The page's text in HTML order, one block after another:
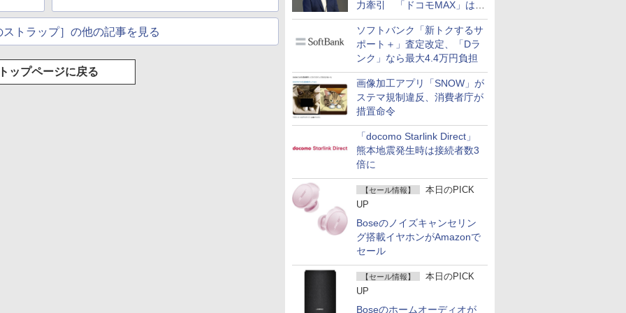
力牽引 「ドコモMAX」は
400万契約突破
ソフトバンク「新トクするサ
ポート＋」査定改定、「Dラ
ンク」なら最大4.4万円負担
画像加工アプリ「SNOW」が
ステマ規制違反、消費者庁が
措置命令
「docomo Starlink Direct」
熊本地震発生時は接続者数3
倍に
【セール情報】
本日のPICK
UP
Boseのノイズキャンセリン
グ搭載イヤホンがAmazonで
セール
【セール情報】
本日のPICK
UP
Boseのホームオーディオが
ストラップ］の他の記事を見る
トップページに戻る